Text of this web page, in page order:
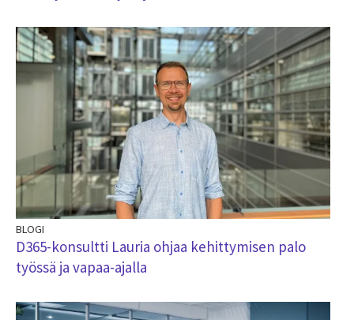
BLOGI
D365-konsultti Lauria ohjaa kehittymisen palo
työssä ja vapaa-ajalla